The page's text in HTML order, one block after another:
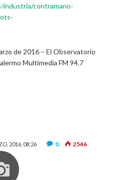
contramano-
de 2016 – El Observatorio
Multimedia FM 94.7
2016, 08:26 0 2546